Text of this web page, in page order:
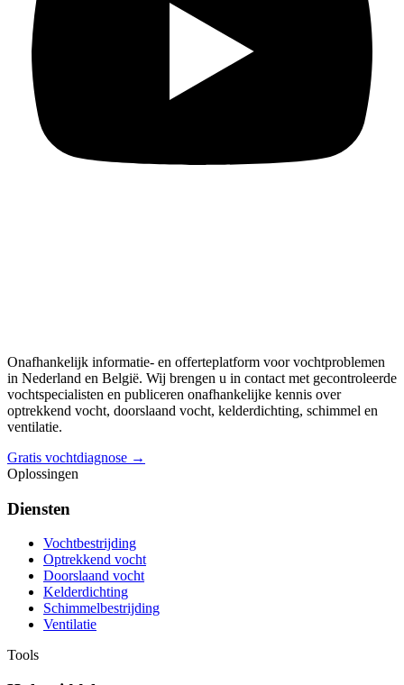
Onafhankelijk informatie- en offerteplatform voor vochtproblemen
in Nederland en België. Wij brengen u in contact met gecontroleerde
vochtspecialisten en publiceren onafhankelijke kennis over
optrekkend vocht, doorslaand vocht, kelderdichting, schimmel en
ventilatie.
Gratis vochtdiagnose →
Oplossingen
Diensten
Vochtbestrijding
Optrekkend vocht
Doorslaand vocht
Kelderdichting
Schimmelbestrijding
Ventilatie
Tools